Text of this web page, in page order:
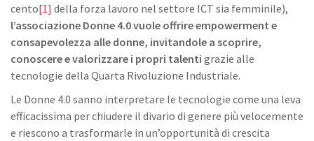
cento[1] della forza lavoro nel settore ICT sia femminile),
l’associazione Donne 4.0 vuole offrire empowerment e
consapevolezza alle donne, invitandole a scoprire,
conoscere e valorizzare i propri talenti grazie alle
tecnologie della Quarta Rivoluzione Industriale.
Le Donne 4.0 sanno interpretare le tecnologie come una leva
efficacissima per chiudere il divario di genere più velocemente
e riescono a trasformarle in un’opportunità di crescita